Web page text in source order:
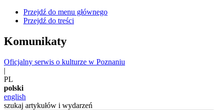
Przejdź do menu głównego
Przejdź do treści
Komunikaty
Oficjalny serwis o kulturze w Poznaniu
|
PL
polski
english
szukaj artykułów i wydarzeń